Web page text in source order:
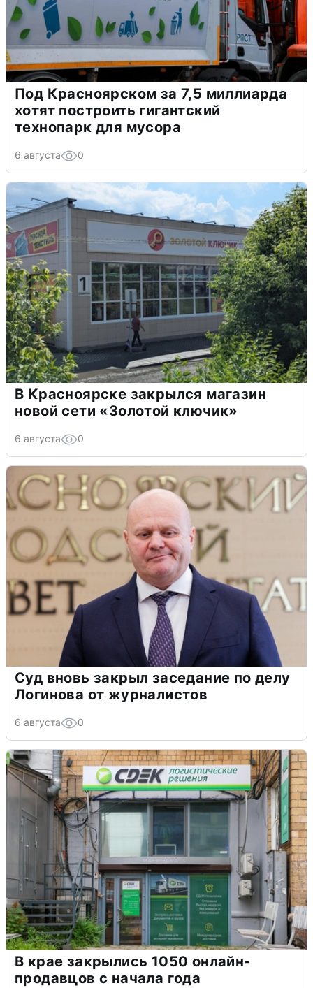
Под Красноярском за 7,5 миллиарда
хотят построить гигантский
технопарк для мусора
6 августа 0
В Красноярске закрылся магазин
новой сети «Золотой ключик»
6 августа 0
Суд вновь закрыл заседание по делу
Логинова от журналистов
6 августа 0
В крае закрылись 1050 онлайн-
продавцов с начала года